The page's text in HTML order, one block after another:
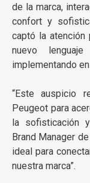
de la marca,
confort y
captó la
nuevo
implementando
“Este auspicio
Peugeot para
la sofisticación
Brand Manager
ideal para
nuestra marca”.